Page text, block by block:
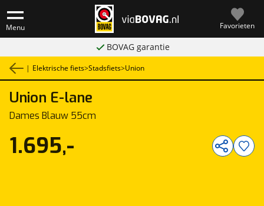
Menu Favorieten
BOVAG garantie
| Elektrische fiets>Stadsfiets>Union
Union E-lane
Dames Blauw 55cm
1.695,-